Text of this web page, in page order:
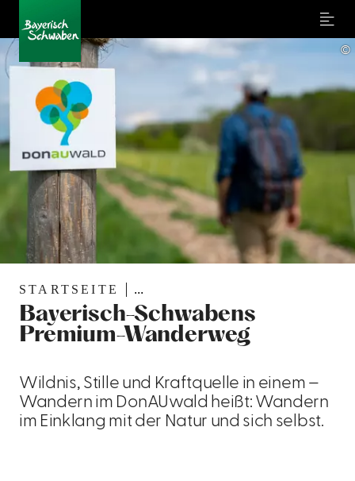
Menu
©
STARTSEITE ...
Bayerisch-Schwabens
Premium-Wanderweg
Wildnis, Stille und Kraftquelle in einem –
Wandern im DonAUwald heißt: Wandern
im Einklang mit der Natur und sich selbst.